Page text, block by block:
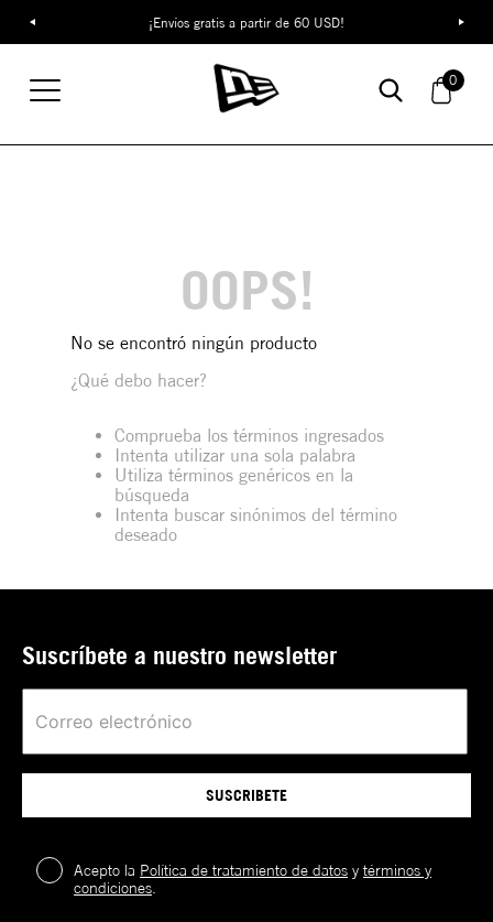
¡Envíos gratis a partir de 60 USD!
0
OOPS!
No se encontró ningún producto
¿Qué debo hacer?
Comprueba los términos ingresados
Intenta utilizar una sola palabra
Utiliza términos genéricos en la
búsqueda
Intenta buscar sinónimos del término
deseado
Suscríbete a nuestro newsletter
SUSCRIBETE
Acepto la Política de tratamiento de datos ytérminos y
condiciones